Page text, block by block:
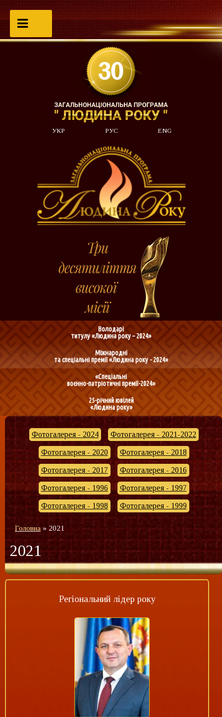
УКР РУС ENG
Володарі
титулу «Людина року – 2024»
Міжнародні
та спеціальні премії «Людина року - 2024»
«Спеціальні
воєнно-патріотичні премії-2024»
25-річний ювілей
«Людина року»
Фотогалерея - 2024 Фотогалерея - 2021-2022
Фотогалерея - 2020 Фотогалерея - 2018
Фотогалерея - 2017 Фотогалерея - 2016
Фотогалерея - 1996 Фотогалерея - 1997
Фотогалерея - 1998 Фотогалерея - 1999
Головна »2021
2021
Регіональний лідер року